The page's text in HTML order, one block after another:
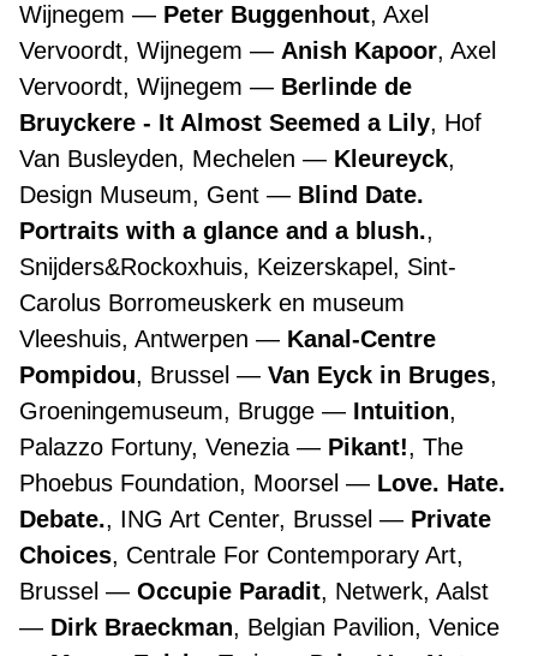
Wijnegem
Peter Buggenhout, Axel
Vervoordt, Wijnegem
Anish Kapoor, Axel
Vervoordt, Wijnegem
Berlinde de
Bruyckere - It Almost Seemed a Lily, Hof
Van Busleyden, Mechelen
Kleureyck,
Design Museum, Gent
Blind Date.
Portraits with a glance and a blush.,
Snijders&Rockoxhuis, Keizerskapel, Sint-
Carolus Borromeuskerk en museum
Vleeshuis, Antwerpen
Kanal-Centre
Pompidou, Brussel Van Eyck in Bruges,
Groeningemuseum, Brugge
Intuition,
Palazzo Fortuny, Venezia
Pikant!, The
Phoebus Foundation, Moorsel
Love. Hate.
Debate., ING Art Center, Brussel
Private
Choices, Centrale For Contemporary Art,
Brussel
Occupie Paradit, Netwerk, Aalst
Dirk Braeckman, Belgian Pavilion, Venice